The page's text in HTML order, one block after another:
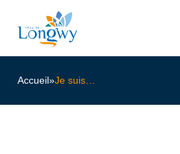
Accueil»Je suis…
Panneau de gestion des cookies